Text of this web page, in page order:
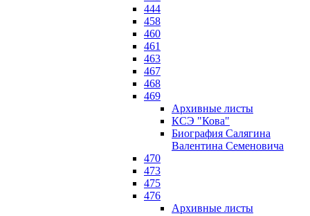
444
458
460
461
463
467
468
469
Архивные листы
КСЭ "Кова"
Биография Салягина
Валентина Семеновича
470
473
475
476
Архивные листы